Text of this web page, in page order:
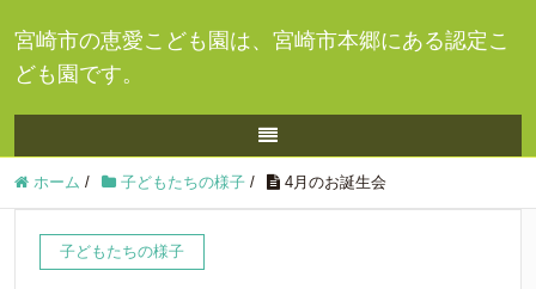
宮崎市の恵愛こども園は、宮崎市本郷にある認定こ
ども園です。
ホーム / 子どもたちの様子 / 4月のお誕生会
子どもたちの様子